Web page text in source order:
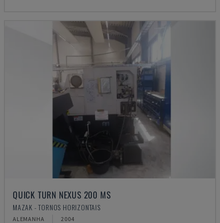
QUICK TURN NEXUS 200 MS
MAZAK - TORNOS HORIZONTAIS
ALEMANHA 2004